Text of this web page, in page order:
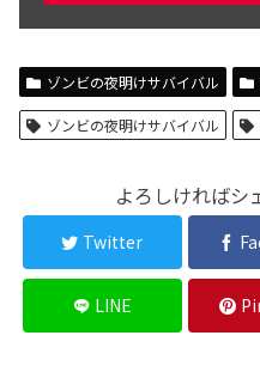
ゾンビの夜明けサバイバル
ゾンビの夜明けサバイバル
よろしければシ
Twitter
LINE